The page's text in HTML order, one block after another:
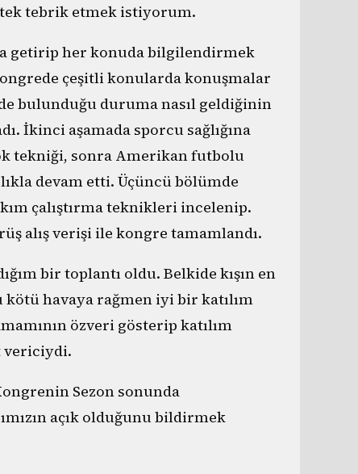
tek tebrik etmek istiyorum.
getirip her konuda bilgilendirmek
çeşitli konularda konuşmalar
bulunduğu duruma nasıl geldiğinin
İkinci aşamada sporcu sağlığına
tekniği, sonra Amerikan futbolu
devam etti. Üçüncü bölümde
çalıştırma teknikleri incelenip.
alış verişi ile kongre tamamlandı.
bir toplantı oldu. Belkide kışın en
havaya rağmen iyi bir katılım
özveri gösterip katılım
vericiydi.
Sezon sonunda
açık olduğunu bildirmek